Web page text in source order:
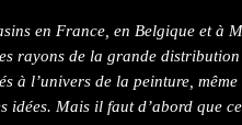
en France, en Belgique et à
rayons de la grande distribution
à l’univers de la peinture,
idées. Mais il faut d’abord que